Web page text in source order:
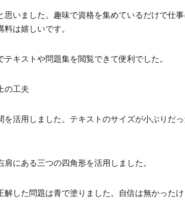
思いました。趣味で資格を集めているだけで仕
は嬉しいです。
テキストや問題集を閲覧できて便利でした。
の工夫
を活用しました。テキストのサイズが小ぶりだ
肩にある三つの四角形を活用しました。
解した問題は青で塗りました。自信は無かった